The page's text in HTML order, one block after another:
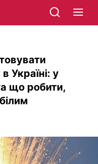
Україні: у
що робити,